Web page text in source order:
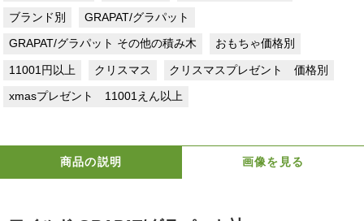
ブランド別 GRAPAT/グラパット
GRAPAT/グラパット その他の積み木 おもちゃ価格別
11001円以上 クリスマス クリスマスプレゼント 価格別
xmasプレゼント 11001えん以上
商品の説明 画像を見る